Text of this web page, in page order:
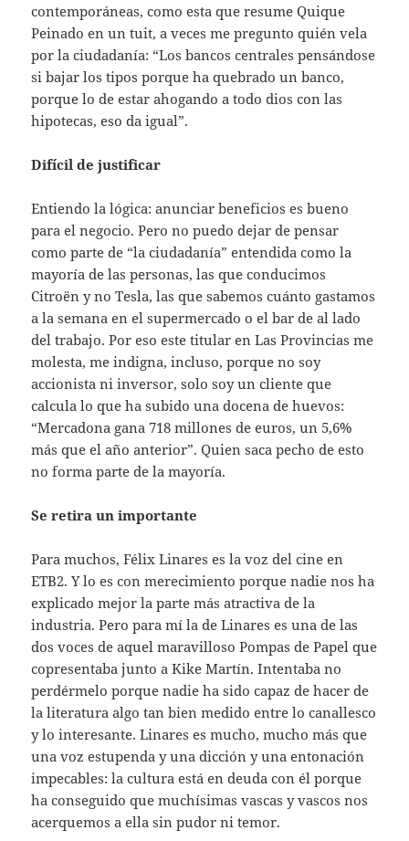
contemporáneas, como esta que resume Quique
Peinado en un tuit, a veces me pregunto quién vela
por la ciudadanía: “Los bancos centrales pensándose
si bajar los tipos porque ha quebrado un banco,
porque lo de estar ahogando a todo dios con las
hipotecas, eso da igual”.
Difícil de justificar
Entiendo la lógica: anunciar beneficios es bueno
para el negocio. Pero no puedo dejar de pensar
como parte de “la ciudadanía” entendida como la
mayoría de las personas, las que conducimos
Citroën y no Tesla, las que sabemos cuánto gastamos
a la semana en el supermercado o el bar de al lado
del trabajo. Por eso este titular en Las Provincias me
molesta, me indigna, incluso, porque no soy
accionista ni inversor, solo soy un cliente que
calcula lo que ha subido una docena de huevos:
“Mercadona gana 718 millones de euros, un 5,6%
más que el año anterior”. Quien saca pecho de esto
no forma parte de la mayoría.
Se retira un importante
Para muchos, Félix Linares es la voz del cine en
ETB2. Y lo es con merecimiento porque nadie nos ha
explicado mejor la parte más atractiva de la
industria. Pero para mí la de Linares es una de las
dos voces de aquel maravilloso Pompas de Papel que
copresentaba junto a Kike Martín. Intentaba no
perdérmelo porque nadie ha sido capaz de hacer de
la literatura algo tan bien medido entre lo canallesco
y lo interesante. Linares es mucho, mucho más que
una voz estupenda y una dicción y una entonación
impecables: la cultura está en deuda con él porque
ha conseguido que muchísimas vascas y vascos nos
acerquemos a ella sin pudor ni temor.